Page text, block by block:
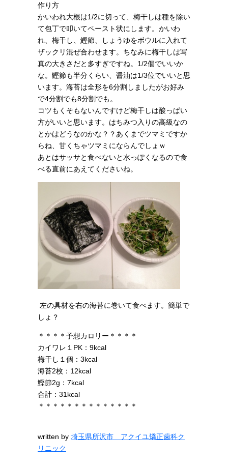
作り方
かいわれ大根は1/2に切って、梅干しは種を除い
て包丁で叩いてペースト状にします。かいわ
れ、梅干し、鰹節、しょうゆをボウルに入れて
ザックリ混ぜ合わせます。ちなみに梅干しは写
真の大きさだと多すぎですね。1/2個でいいか
な。鰹節も半分くらい、醤油は1/3位でいいと思
います。海苔は全形を6分割しましたがお好み
で4分割でも8分割でも。
コツもくそもないんですけど梅干しは酸っぱい
方がいいと思います。はちみつ入りの高級なの
とかはどうなのかな？？あくまでツマミですか
らね、甘くちゃツマミにならんでしょｗ
あとはサッサと食べないと水っぽくなるので食
べる直前にあえてくださいね。
左の具材を右の海苔に巻いて食べます。簡単で
しょ？
＊＊＊＊予想カロリー＊＊＊＊
カイワレ１PK：9kcal
梅干し１個：3kcal
海苔2枚：12kcal
鰹節2g：7kcal
合計：31kcal
＊＊＊＊＊＊＊＊＊＊＊＊＊＊
written by 埼玉県所沢市 アクイユ矯正歯科ク
リニック